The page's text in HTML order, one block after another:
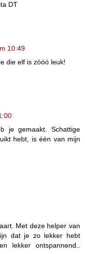
DT
10:49
die elf is zóóó leuk!
je gemaakt. Schattige
hebt, is één van mijn
Met deze helper van
dat je zo lekker hebt
lekker ontspannend..